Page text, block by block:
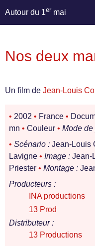
Autour du 1er mai
Nos deux
Un film de Jean-Louis
• 2002 • France •
mn • Couleur • Mode de
• Scénario : Jean-Louis
Lavigne • Image : Jean-
Priester • Montage :
Producteurs :
INA productions
13 Prod
Distributeur :
13 Productions